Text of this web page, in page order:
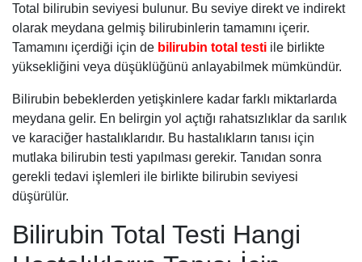
Total bilirubin seviyesi bulunur. Bu seviye direkt ve indirekt
olarak meydana gelmiş bilirubinlerin tamamını içerir.
Tamamını içerdiği için de bilirubin total testi ile birlikte
yüksekliğini veya düşüklüğünü anlayabilmek mümkündür.
Bilirubin bebeklerden yetişkinlere kadar farklı miktarlarda
meydana gelir. En belirgin yol açtığı rahatsızlıklar da sarılık
ve karaciğer hastalıklarıdır. Bu hastalıkların tanısı için
mutlaka bilirubin testi yapılması gerekir. Tanıdan sonra
gerekli tedavi işlemleri ile birlikte bilirubin seviyesi
düşürülür.
Bilirubin Total Testi Hangi